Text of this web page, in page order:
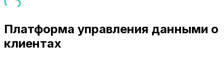
Платформа управления данными о
клиентах